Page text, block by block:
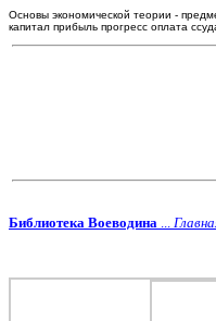
Основы экономической теории -
капитал прибыль прогресс оплата
Библиотека Воеводина ...